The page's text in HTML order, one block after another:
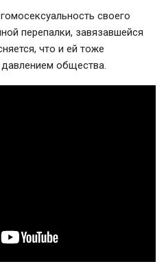
своего
перепалки, завязавшейся
что и ей тоже
давлением общества.